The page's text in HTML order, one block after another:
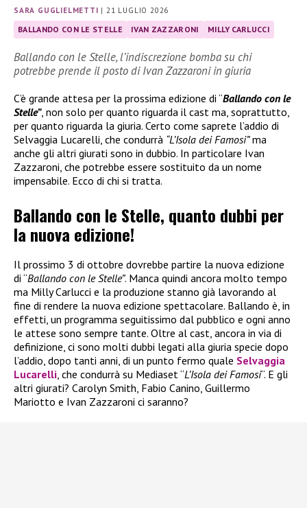
SARA GUGLIELMETTI |21 LUGLIO 2026
BALLANDO CON LE STELLE IVAN ZAZZARONI MILLY CARLUCCI
Ballando con le Stelle, l’indiscrezione bomba su chi
potrebbe prende il posto di Ivan Zazzaroni in giuria
C’è grande attesa per la prossima edizione di “Ballando con le
Stelle”, non solo per quanto riguarda il cast ma, soprattutto,
per quanto riguarda la giuria. Certo come saprete l’addio di
Selvaggia Lucarelli, che condurrà “L’Isola dei Famosi”ma
anche gli altri giurati sono in dubbio. In particolare Ivan
Zazzaroni, che potrebbe essere sostituito da un nome
impensabile. Ecco di chi si tratta.
Ballando con le Stelle, quanto dubbi per
la nuova edizione!
Il prossimo 3 di ottobre dovrebbe partire la nuova edizione
di “Ballando con le Stelle”. Manca quindi ancora molto tempo
ma Milly Carlucci e la produzione stanno già lavorando al
fine di rendere la nuova edizione spettacolare. Ballando è, in
effetti, un programma seguitissimo dal pubblico e ogni anno
le attese sono sempre tante. Oltre al cast, ancora in via di
definizione, ci sono molti dubbi legati alla giuria specie dopo
l’addio, dopo tanti anni, di un punto fermo quale Selvaggia
Lucarelli, che condurrà su Mediaset “L’Isola dei Famosi“. E gli
altri giurati? Carolyn Smith, Fabio Canino, Guillermo
Mariotto e Ivan Zazzaroni ci saranno?